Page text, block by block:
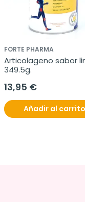
FORTE PHARMA
Articolageno sabor
349.5g.
13,95 €
Añadir al carrito